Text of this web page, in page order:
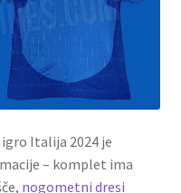
Italija 2024 je
– komplet ima
nogometni dresi